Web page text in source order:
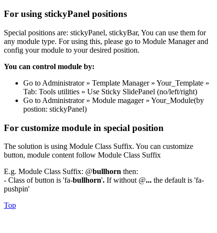
For using stickyPanel positions
Special positions are: stickyPanel, stickyBar, You can use them for
any module type. For using this, please go to Module Manager and
config your module to your desired position.
You can control module by:
Go to Administrator » Template Manager » Your_Template »
Tab: Tools utilities » Use Sticky SlidePanel (no/left/right)
Go to Administrator » Module magager » Your_Module(by
postion: stickyPanel)
For customize module in special position
The solution is using Module Class Suffix. You can customize
button, module content follow Module Class Suffix
E.g. Module Class Suffix: @bullhorn then:
- Class of button is 'fa-bullhorn'. If without @... the default is 'fa-
pushpin'
Top